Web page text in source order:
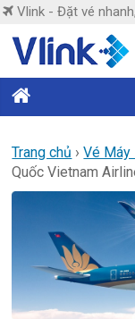
Skip
content
Vlink - Đặt vé
Vlink
nhanh,
đồng
hành
Trang chủ ›Vé Máy
Quốc Vietnam